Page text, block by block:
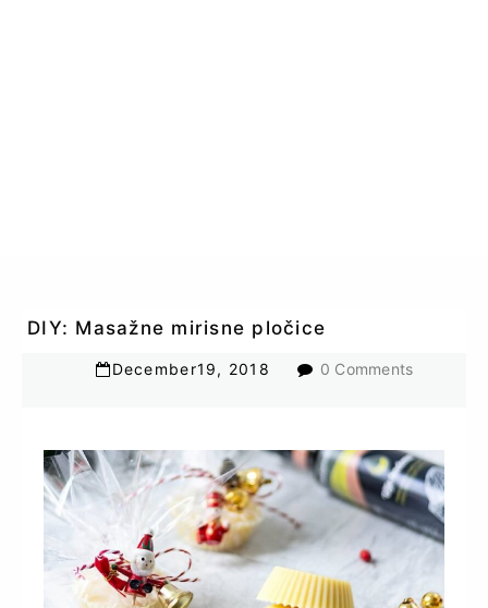
DIY: Masažne mirisne pločice
December19, 2018 0 Comments